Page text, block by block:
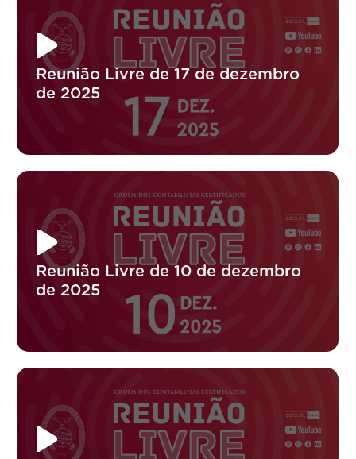
Reunião Livre de 17 de dezembro
de 2025
Reunião Livre de 10 de dezembro
de 2025